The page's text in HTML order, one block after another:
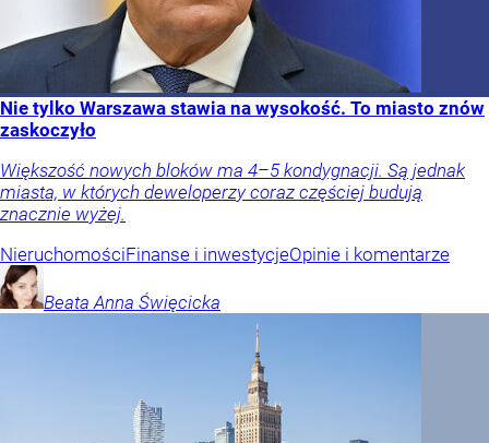
Nie tylko Warszawa stawia na wysokość. To miasto znów
zaskoczyło
Większość nowych bloków ma 4–5 kondygnacji. Są jednak
miasta, w których deweloperzy coraz częściej budują
znacznie wyżej.
NieruchomościFinanse i inwestycjeOpinie i komentarze
Beata Anna Święcicka